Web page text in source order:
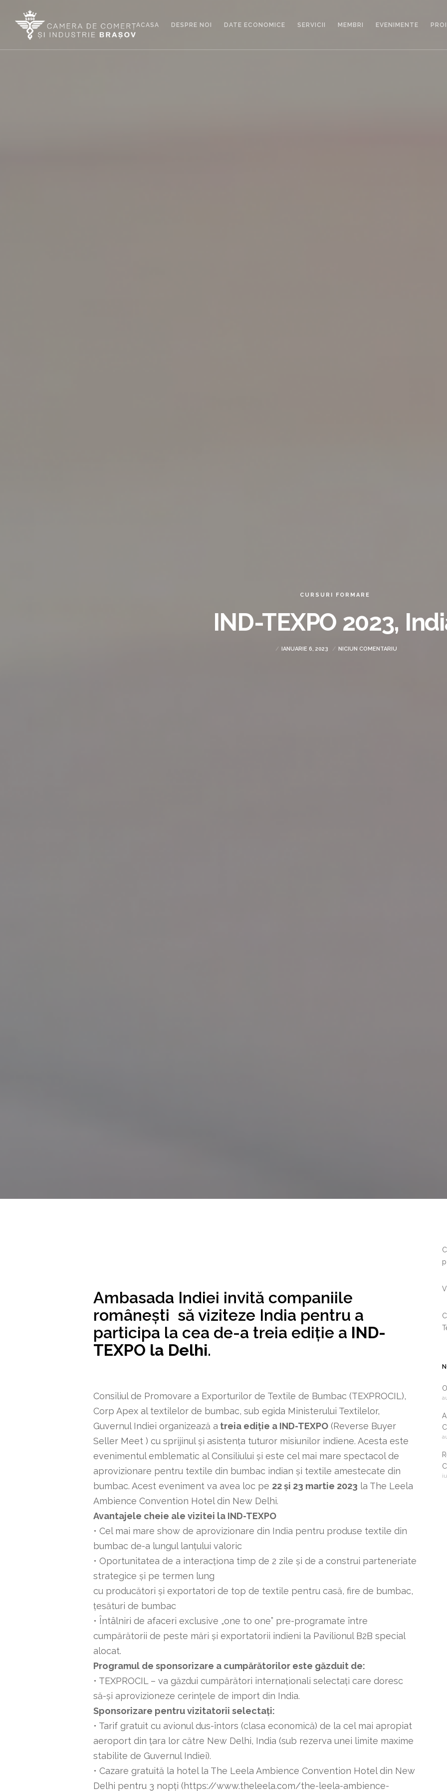
ACASA DESPRE NOI DATE ECONOMICE SERVICII MEMBRI EVENIMENTE
CURSURI FORMARE
IND-TEXPO 2023,
IANUARIE 6, 2023 NICIUN COMENTARIU
Ambasada Indiei invită companiile
românești să viziteze India pentru a
participa la cea de-a treia ediție a IND-
TEXPO la Delhi.
Consiliul de Promovare a Exporturilor de Textile de Bumbac (TEXPROCIL),
Corp Apex al textilelor de bumbac, sub egida Ministerului Textilelor,
Guvernul Indiei organizează a treia ediție a IND-TEXPO (Reverse Buyer
Seller Meet ) cu sprijinul și asistența tuturor misiunilor indiene. Acesta este
evenimentul emblematic al Consiliului și este cel mai mare spectacol de
aprovizionare pentru textile din bumbac indian și textile amestecate din
bumbac. Acest eveniment va avea loc pe 22 și 23 martie 2023 la The Leela
Ambience Convention Hotel din New Delhi.
Avantajele cheie ale vizitei la IND-TEXPO
• Cel mai mare show de aprovizionare din India pentru produse textile din
bumbac de-a lungul lanțului valoric
• Oportunitatea de a interacționa timp de 2 zile și de a construi parteneriate
strategice și pe termen lung
cu producători și exportatori de top de textile pentru casă, fire de bumbac,
țesături de bumbac
• Întâlniri de afaceri exclusive „one to one” pre-programate între
cumpărătorii de peste mări și exportatorii indieni la Pavilionul B2B special
alocat.
Programul de sponsorizare a cumpărătorilor este găzduit de:
• TEXPROCIL – va găzdui cumpărători internaționali selectați care doresc
să-și aprovizioneze cerințele de import din India.
Sponsorizare pentru vizitatorii selectați:
• Tarif gratuit cu avionul dus-întors (clasa economică) de la cel mai apropiat
aeroport din țara lor către New Delhi, India (sub rezerva unei limite maxime
stabilite de Guvernul Indiei).
• Cazare gratuită la hotel la The Leela Ambience Convention Hotel din New
Delhi pentru 3 nopți (https://www.theleela.com/the-leela-ambience-